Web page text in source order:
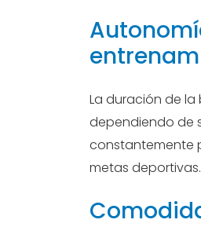
La duración de
dependiendo de
constantemente
metas deportivas.